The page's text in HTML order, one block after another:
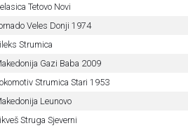
Tetovo Novi
Veles Donji 1974
Strumica
Gazi Baba 2009
Strumica Stari 1953
Leunovo
Struga Sjeverni